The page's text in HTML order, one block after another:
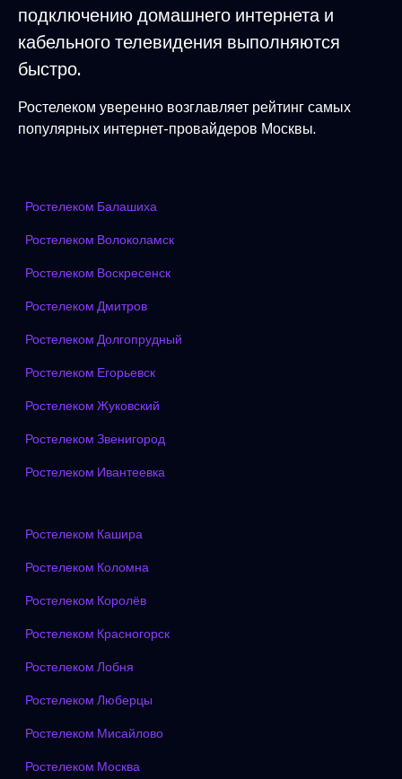
подключению домашнего интернета и
кабельного телевидения выполняются
быстро.
Ростелеком уверенно возглавляет рейтинг самых
популярных интернет-провайдеров Москвы.
Ростелеком Балашиха
Ростелеком Волоколамск
Ростелеком Воскресенск
Ростелеком Дмитров
Ростелеком Долгопрудный
Ростелеком Егорьевск
Ростелеком Жуковский
Ростелеком Звенигород
Ростелеком Ивантеевка
Ростелеком Кашира
Ростелеком Коломна
Ростелеком Королёв
Ростелеком Красногорск
Ростелеком Лобня
Ростелеком Люберцы
Ростелеком Мисайлово
Ростелеком Москва